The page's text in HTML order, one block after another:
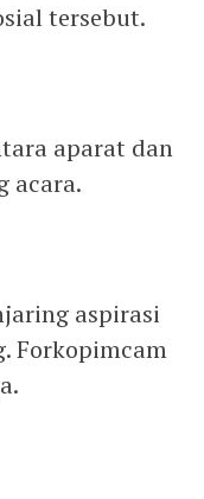
tersebut.
aparat dan
acara.
aspirasi
Forkopimcam